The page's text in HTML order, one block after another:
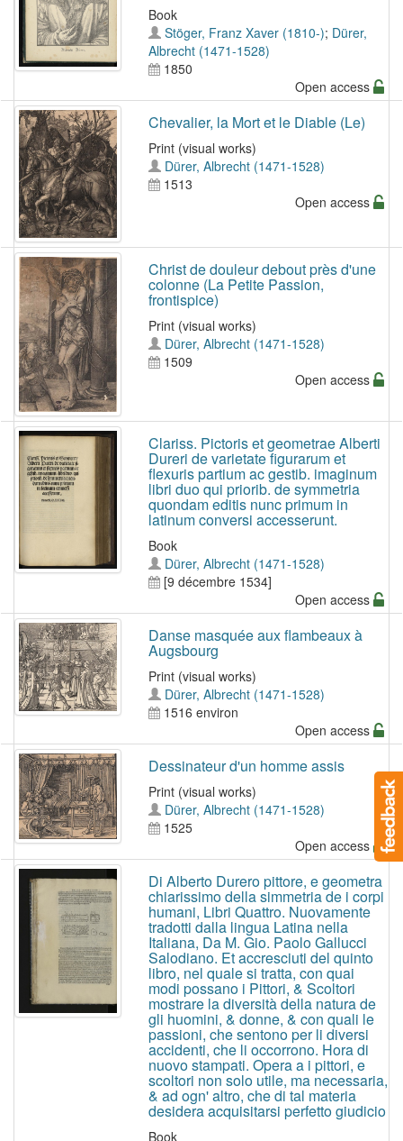
Book
Stöger, Franz Xaver (1810-); Dürer,
Albrecht (1471-1528)
1850
Open access
Chevalier, la Mort et le Diable (Le)
Print (visual works)
Dürer, Albrecht (1471-1528)
1513
Open access
Christ de douleur debout près d'une
colonne (La Petite Passion,
frontispice)
Print (visual works)
Dürer, Albrecht (1471-1528)
1509
Open access
Clariss. Pictoris et geometrae Alberti
Dureri de varietate figurarum et
flexuris partium ac gestib. imaginum
libri duo qui priorib. de symmetria
quondam editis nunc primum in
latinum conversi accesserunt.
Book
Dürer, Albrecht (1471-1528)
[9 décembre 1534]
Open access
Danse masquée aux flambeaux à
Augsbourg
Print (visual works)
Dürer, Albrecht (1471-1528)
1516 environ
Open access
Dessinateur d'un homme assis
Print (visual works)
Dürer, Albrecht (1471-1528)
1525
Open access
Di Alberto Durero pittore, e geometra
chiarissimo della simmetria de i corpi
humani, Libri Quattro. Nuovamente
tradotti dalla lingua Latina nella
Italiana, Da M. Gio. Paolo Gallucci
Salodiano. Et accresciuti del quinto
libro, nel quale si tratta, con quai
modi possano i Pittori, & Scoltori
mostrare la diversità della natura de
gli huomini, & donne, & con quali le
passioni, che sentono per li diversi
accidenti, che li occorrono. Hora di
nuovo stampati. Opera a i pittori, e
scoltori non solo utile, ma necessaria,
& ad ogn' altro, che di tal materia
desidera acquisitarsi perfetto giudicio
Book